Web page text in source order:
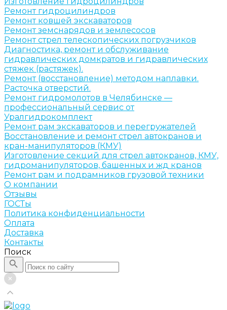
Ремонт гидроцилиндров
Ремонт ковшей экскаваторов
Ремонт земснарядов и землесосов
Ремонт стрел телескопических погрузчиков
Диагностика, ремонт и обслуживание
гидравлических домкратов и гидравлических
стяжек (растяжек).
Ремонт (восстановление) методом наплавки.
Расточка отверстий.
Ремонт гидромолотов в Челябинске —
профессиональный сервис от
Уралгидрокомплект
Ремонт рам экскаваторов и перегружателей
Восстановление и ремонт стрел автокранов и
кран-манипуляторов (КМУ)
Изготовление секций для стрел автокранов, КМУ,
гидроманипуляторов, башенных и жд кранов
Ремонт рам и подрамников грузовой техники
О компании
Отзывы
ГОСТы
Политика конфиденциальности
Оплата
Доставка
Контакты
Поиск